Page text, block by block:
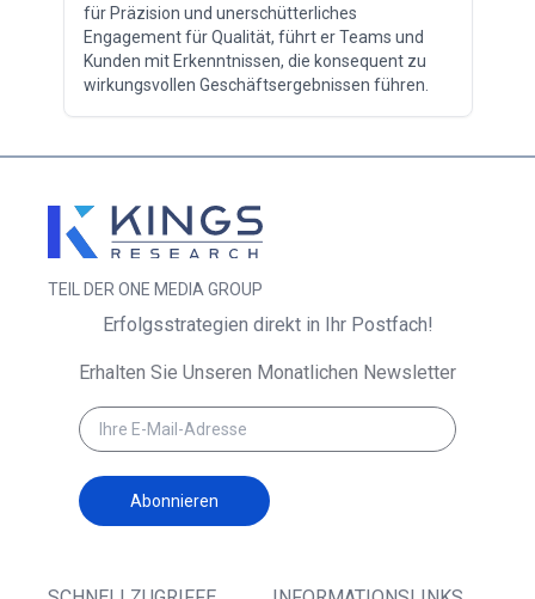
für Präzision und unerschütterliches
Engagement für Qualität, führt er Teams und
Kunden mit Erkenntnissen, die konsequent zu
wirkungsvollen Geschäftsergebnissen führen.
TEIL DER ONE MEDIA GROUP
Erfolgsstrategien direkt in Ihr Postfach!
Erhalten Sie Unseren Monatlichen Newsletter
Abonnieren